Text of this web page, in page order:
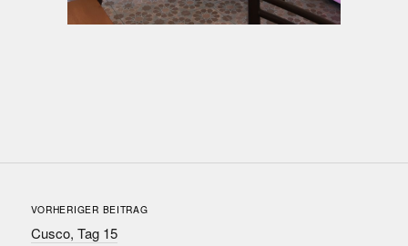
VORHERIGER BEITRAG
Cusco, Tag 15